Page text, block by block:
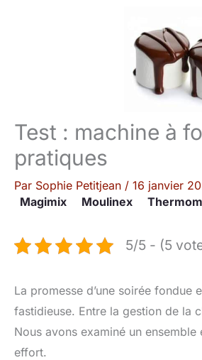
Test : machine à
pratiques
Par Sophie Petitjean / 16 janvier
Magimix
Moulinex
5/5 - (5
La promesse d’une soirée
fastidieuse. Entre la gestion de la
Nous avons examiné un
effort.